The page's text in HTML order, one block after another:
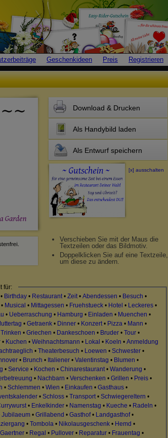
Download & Drucken
Als Handybild laden
Als Entwurf speichern
[x] ausschalten
Verschieben Sie mit der Maus die
Textzeilen oder das Bildmotiv.
Doppelklicken Sie auf eine Textzeile,
um diese zu ändern.
für:
• Birthday • Restaurant• Zeit• Abendessen • Besuch •
• Musical • Mittagessen • Fruehstueck • Hotel • Leckeres •
• Ueberraschung • Hamburg • Einladen • Muenchen •
• Getraenk • Dinner • Konzert• Pizza • Mann •
Trinken • Griechen • Dankeschoen • Bruder • Tour •
• Kuchen • Weihnachtsmann • Lokal • Koeln • Anmeldung
• Theaterbesuch • Loewen • Schwester •
• Brunch • Italiener • Valentinstag • Blumen •
• Service • Kochen • Chinarestaurant• Wanderung •
• Nachbarn • Verschenken • Grillen • Preis •
• Schlemmen • Wien • Einkaufen • Gasthaus •
• Schloss • Transport• Schwiegereltern •
• Enkelkinder • Namenstag • Kueche • Radeln •
Jubilaeum • Grillabend • Gasthof• Landgasthof•
• Tombola • Nikolausgeschenk • Hemd •
Gaertner • Regal • Pullover • Reparatur • Frauentag •
Geschenkideen Preis Registrieren